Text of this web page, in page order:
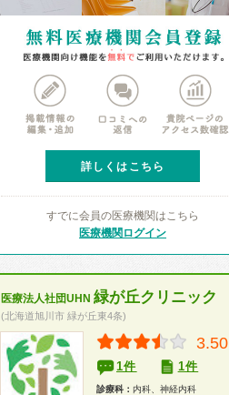
詳しくはこちら
すでに会員の医療機関はこちら
医療機関ログイン
医療法人社団UHN 緑が丘クリニック
(北海道旭川市 緑が丘東4条)
3.50
1件 1件
診療科： 内科、神経内科